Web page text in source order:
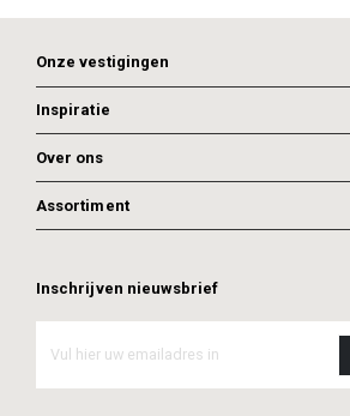
Onze vestigingen
Inspiratie
Over ons
Assortiment
Inschrijven nieuwsbrief